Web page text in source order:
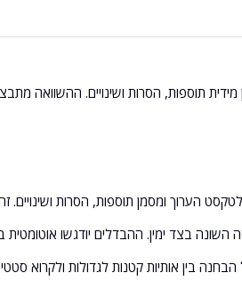
בין אותיות קטנות לגדולות ולקרוא